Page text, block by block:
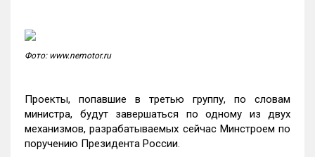
Фото: www.nemotor.ru
Проекты, попавшие в третью группу, по словам
министра, будут завершаться по одному из двух
механизмов, разрабатываемых сейчас Минстроем по
поручению Президента России.